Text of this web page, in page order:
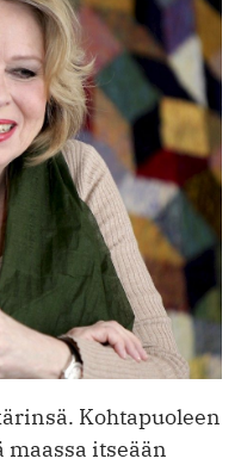
Kohtapuoleen
maassa itseään